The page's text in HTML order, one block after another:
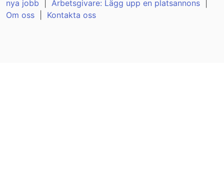
nya jobb
Arbetsgivare: Lägg upp en platsannons
Om oss
Kontakta oss